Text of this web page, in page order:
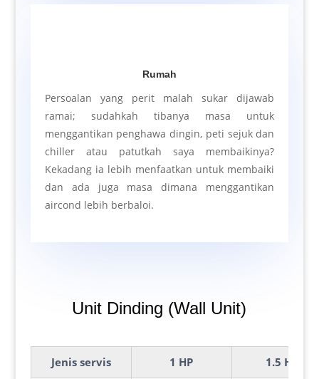
Rumah
Persoalan yang perit malah sukar dijawab
ramai; sudahkah tibanya masa untuk
menggantikan penghawa dingin, peti sejuk dan
chiller atau patutkah saya membaikinya?
Kekadang ia lebih menfaatkan untuk membaiki
dan ada juga masa dimana menggantikan
aircond lebih berbaloi.
Unit Dinding (Wall Unit)
Jenis servis 1 HP 1.5 HP